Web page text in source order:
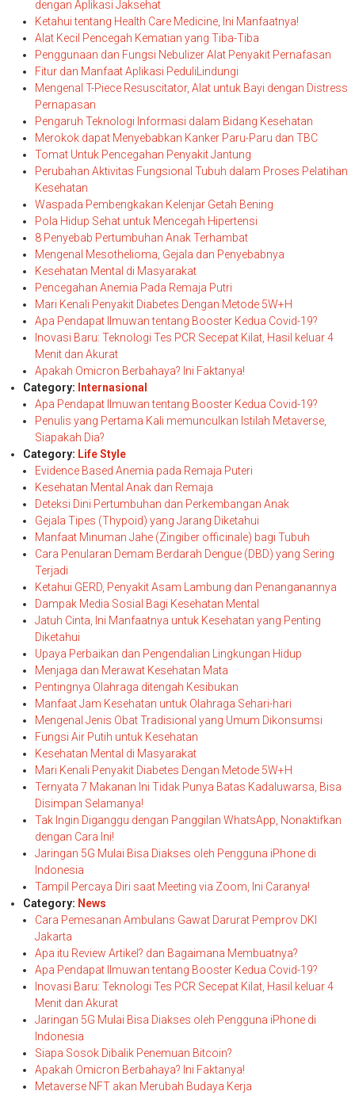
dengan Aplikasi Jaksehat
Ketahui tentang Health Care Medicine, Ini Manfaatnya!
Alat Kecil Pencegah Kematian yang Tiba-Tiba
Penggunaan dan Fungsi Nebulizer Alat Penyakit Pernafasan
Fitur dan Manfaat Aplikasi PeduliLindungi
Mengenal T-Piece Resuscitator, Alat untuk Bayi dengan Distress
Pernapasan
Pengaruh Teknologi Informasi dalam Bidang Kesehatan
Merokok dapat Menyebabkan Kanker Paru-Paru dan TBC
Tomat Untuk Pencegahan Penyakit Jantung
Perubahan Aktivitas Fungsional Tubuh dalam Proses Pelatihan
Kesehatan
Waspada Pembengkakan Kelenjar Getah Bening
Pola Hidup Sehat untuk Mencegah Hipertensi
8 Penyebab Pertumbuhan Anak Terhambat
Mengenal Mesothelioma, Gejala dan Penyebabnya
Kesehatan Mental di Masyarakat
Pencegahan Anemia Pada Remaja Putri
Mari Kenali Penyakit Diabetes Dengan Metode 5W+H
Apa Pendapat Ilmuwan tentang Booster Kedua Covid-19?
Inovasi Baru: Teknologi Tes PCR Secepat Kilat, Hasil keluar 4
Menit dan Akurat
Apakah Omicron Berbahaya? Ini Faktanya!
Category: Internasional
Apa Pendapat Ilmuwan tentang Booster Kedua Covid-19?
Penulis yang Pertama Kali memunculkan Istilah Metaverse,
Siapakah Dia?
Category: Life Style
Evidence Based Anemia pada Remaja Puteri
Kesehatan Mental Anak dan Remaja
Deteksi Dini Pertumbuhan dan Perkembangan Anak
Gejala Tipes (Thypoid) yang Jarang Diketahui
Manfaat Minuman Jahe (Zingiber officinale) bagi Tubuh
Cara Penularan Demam Berdarah Dengue (DBD) yang Sering
Terjadi
Ketahui GERD, Penyakit Asam Lambung dan Penanganannya
Dampak Media Sosial Bagi Kesehatan Mental
Jatuh Cinta, Ini Manfaatnya untuk Kesehatan yang Penting
Diketahui
Upaya Perbaikan dan Pengendalian Lingkungan Hidup
Menjaga dan Merawat Kesehatan Mata
Pentingnya Olahraga ditengah Kesibukan
Manfaat Jam Kesehatan untuk Olahraga Sehari-hari
Mengenal Jenis Obat Tradisional yang Umum Dikonsumsi
Fungsi Air Putih untuk Kesehatan
Kesehatan Mental di Masyarakat
Mari Kenali Penyakit Diabetes Dengan Metode 5W+H
Ternyata 7 Makanan Ini Tidak Punya Batas Kadaluwarsa, Bisa
Disimpan Selamanya!
Tak Ingin Diganggu dengan Panggilan WhatsApp, Nonaktifkan
dengan Cara Ini!
Jaringan 5G Mulai Bisa Diakses oleh Pengguna iPhone di
Indonesia
Tampil Percaya Diri saat Meeting via Zoom, Ini Caranya!
Category: News
Cara Pemesanan Ambulans Gawat Darurat Pemprov DKI
Jakarta
Apa itu Review Artikel? dan Bagaimana Membuatnya?
Apa Pendapat Ilmuwan tentang Booster Kedua Covid-19?
Inovasi Baru: Teknologi Tes PCR Secepat Kilat, Hasil keluar 4
Menit dan Akurat
Jaringan 5G Mulai Bisa Diakses oleh Pengguna iPhone di
Indonesia
Siapa Sosok Dibalik Penemuan Bitcoin?
Apakah Omicron Berbahaya? Ini Faktanya!
Metaverse NFT akan Merubah Budaya Kerja